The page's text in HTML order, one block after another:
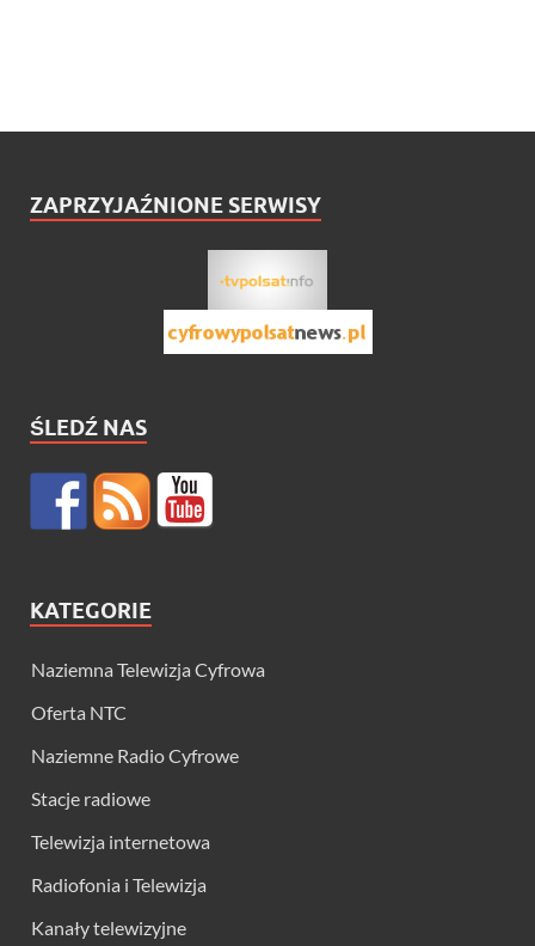
ZAPRZYJAŹNIONE SERWISY
ŚLEDŹ NAS
KATEGORIE
Naziemna Telewizja Cyfrowa
Oferta NTC
Naziemne Radio Cyfrowe
Stacje radiowe
Telewizja internetowa
Radiofonia i Telewizja
Kanały telewizyjne